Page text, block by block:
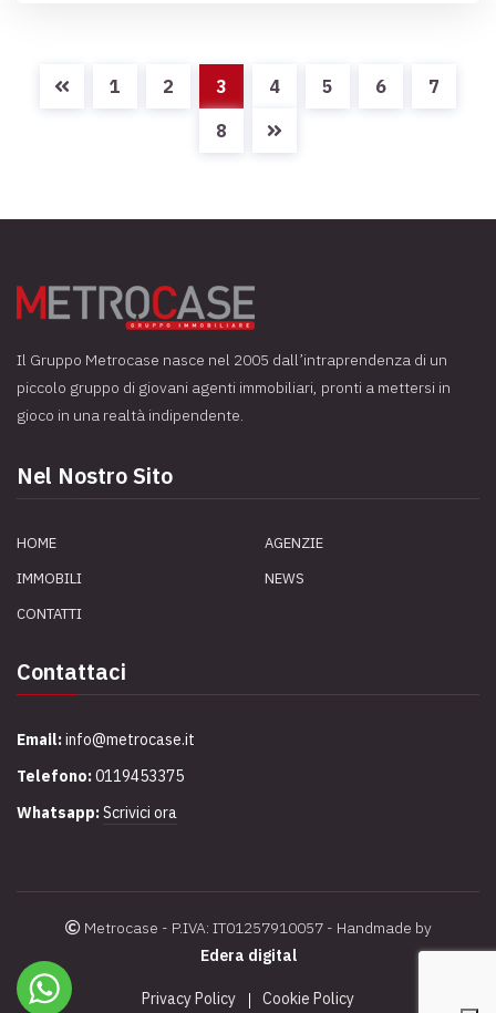
1 2 3 4 5 6
7
8
Il Gruppo Metrocase nasce nel 2005 dall’intraprendenza di un
piccolo gruppo di giovani agenti immobiliari, pronti a mettersi in
gioco in una realtà indipendente.
Nel Nostro Sito
HOME
AGENZIE
IMMOBILI
NEWS
CONTATTI
Contattaci
Email:info@metrocase.it
Telefono:0119453375
Whatsapp:Scrivici ora
Metrocase - P.IVA: IT01257910057 - Handmade by
Edera digital
Privacy Policy Cookie Policy